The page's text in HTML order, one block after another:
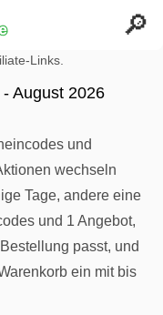
Links.
August 2026
und
wechseln
Tage, andere eine
und 1 Angebot,
passt, und
ein mit bis